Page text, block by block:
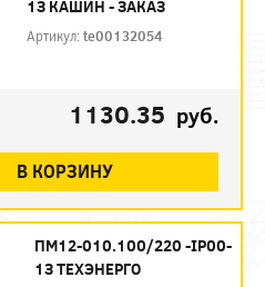
1З КАШИН - ЗАКАЗ
Артикул:te00132054
1130.35 руб.
В КОРЗИНУ
ПМ12-010.100/220 -IP00-
1З ТЕХЭНЕРГО